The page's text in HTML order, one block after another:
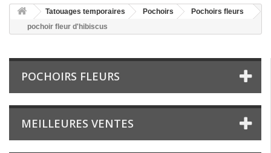
Tatouages temporaires Pochoirs
Pochoirs fleurs
pochoir fleur d'hibiscus
POCHOIRS FLEURS
MEILLEURES VENTES